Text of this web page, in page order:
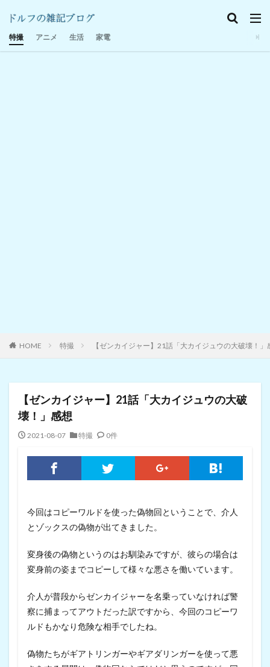
特撮 アニメ 生活 家電
HOME 特撮 【ゼンカイジャー】21話「大カイジュウの大破壊！」
【ゼンカイジャー】21話「大カイジュウの大破
壊！」感想
2021-08-07 特撮 0件
今回はコピーワルドを使った偽物回ということで、介人
とゾックスの偽物が出てきました。
変身後の偽物というのはお馴染みですが、彼らの場合は
変身前の姿までコピーして様々な悪さを働いています。
介人が普段からゼンカイジャーを名乗っていなければ警
察に捕まってアウトだった訳ですから、今回のコピーワ
ルドもかなり危険な相手でしたね。
偽物たちがギアトリンガーやギアダリンガーを使って悪